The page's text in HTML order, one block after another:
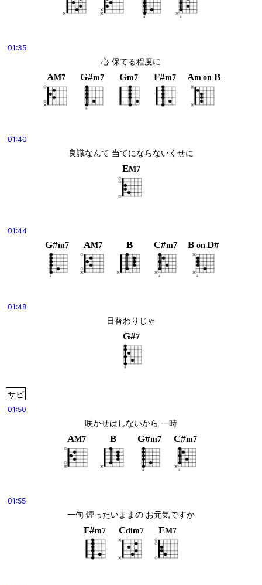
01:35
心 保てる程度に
AM7 G#m7 Gm7 F#m7 Am on B
01:40
良識なんて 当てにならないくせに
EM7
01:44
G#m7 AM7 B C#m7 B on D#
01:48
日替わりじゃ
G#7
サビ
01:50
咲かせはしないから 一時
AM7 B G#m7 C#m7
01:55
一句 煙ったいままの お元気ですか
F#m7 Cdim7 EM7